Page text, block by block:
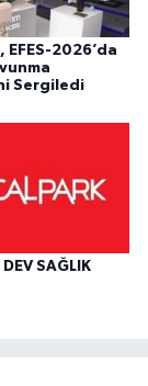
EFES-2026’da
Sergiledi
DEV SAĞLIK